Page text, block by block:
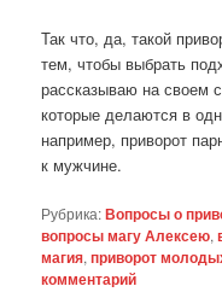
Так что, да, такой
тем, чтобы выбрать
рассказываю на своем
которые делаются в
например, приворот
к мужчине.
Рубрика:Вопросы о
вопросы магу Алексею,
магия,приворот
комментарий